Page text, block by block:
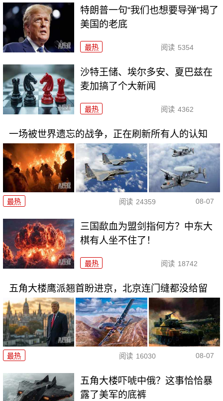
特朗普一句“我们也想要导弹”揭了
美国的老底
最热 阅读 5354
沙特王储、埃尔多安、夏巴兹在
麦加搞了个大新闻
最热 阅读 4362
一场被世界遗忘的战争，正在刷新所有人的认知
最热 阅读 24359 08-07
三国歃血为盟剑指何方？中东大
棋有人坐不住了！
最热 阅读 18742
五角大楼鹰派翘首盼进京，北京连门缝都没给留
最热 阅读 16030 08-07
五角大楼吓唬中俄？这事恰恰暴
露了美军的底裤